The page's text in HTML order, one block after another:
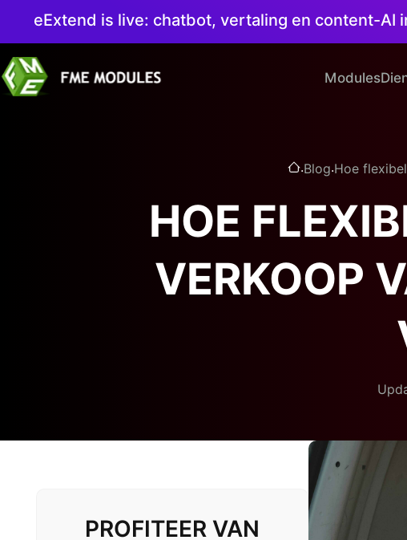
eExtend is live: chatbot, vertaling en content-AI
Modules
.Blog.Hoe
HOE
VERKOOP
PROFITEER VAN